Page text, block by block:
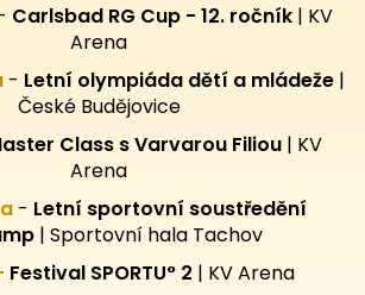
Carlsbad RG Cup - 12. ročník | KV
Arena
- Letní olympiáda dětí a mládeže |
České Budějovice
Class s Varvarou Filiou | KV
Arena
- Letní sportovní soustředění
| Sportovní hala Tachov
Festival SPORTU° 2 | KV Arena